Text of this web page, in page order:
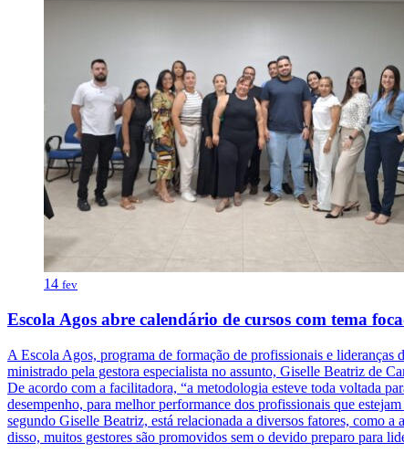
14 fev
Escola Agos abre calendário de cursos com tema
A Escola Agos, programa de formação de profissionais e
ministrado pela gestora especialista no assunto, Giselle Beatriz de
De acordo com a facilitadora, “a metodologia esteve toda voltada
desempenho, para melhor performance dos profissionais que
segundo Giselle Beatriz, está relacionada a diversos fatores, como
disso, muitos gestores são promovidos sem o devido preparo para